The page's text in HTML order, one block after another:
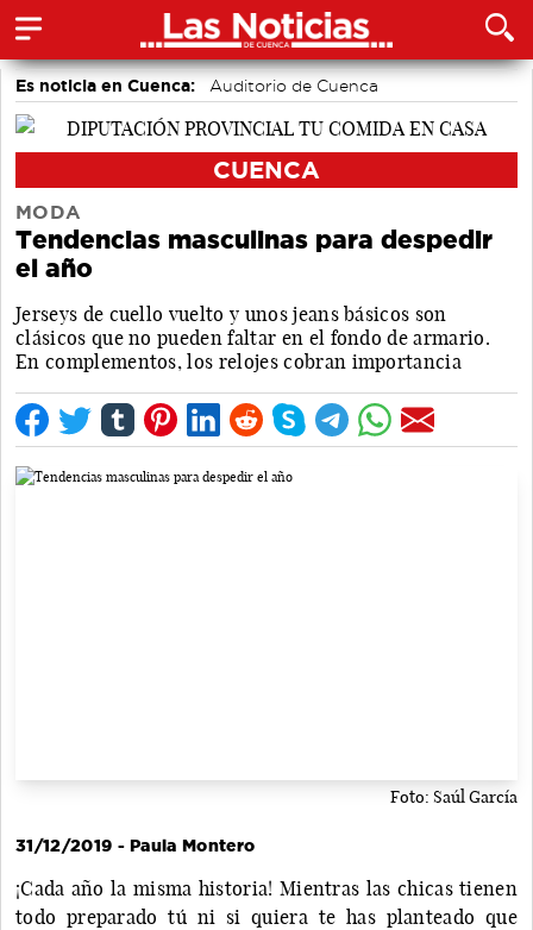
Es noticia en Cuenca: Auditorio de Cuenca
CUENCA
MODA
Tendencias masculinas para despedir
el año
Jerseys de cuello vuelto y unos jeans básicos son
clásicos que no pueden faltar en el fondo de armario.
En complementos, los relojes cobran importancia
Foto: Saúl García
31/12/2019 - Paula Montero
¡Cada año la misma historia! Mientras las chicas tienen
todo preparado tú ni si quiera te has planteado que